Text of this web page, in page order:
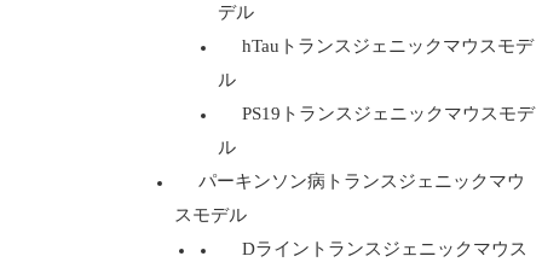
デル
hTauトランスジェニックマウスモデ
ル
PS19トランスジェニックマウスモデ
ル
パーキンソン病トランスジェニックマウ
スモデル
Dライントランスジェニックマウス